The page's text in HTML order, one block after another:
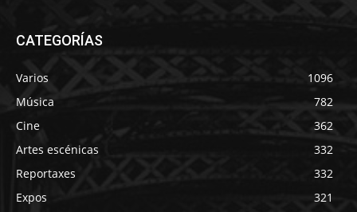
CATEGORÍAS
Varios
1096
Música
782
Cine
362
Artes escénicas
332
Reportaxes
332
Expos
321